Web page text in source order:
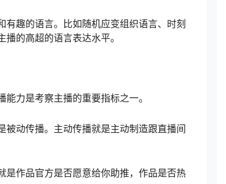
趣的语言。比如随机应变组织语言、时刻
的高超的语言表达水平。
力是考察主播的重要指标之一。
动传播。主动传播就是主动制造跟直播间
是作品官方是否愿意给你助推，作品是否热